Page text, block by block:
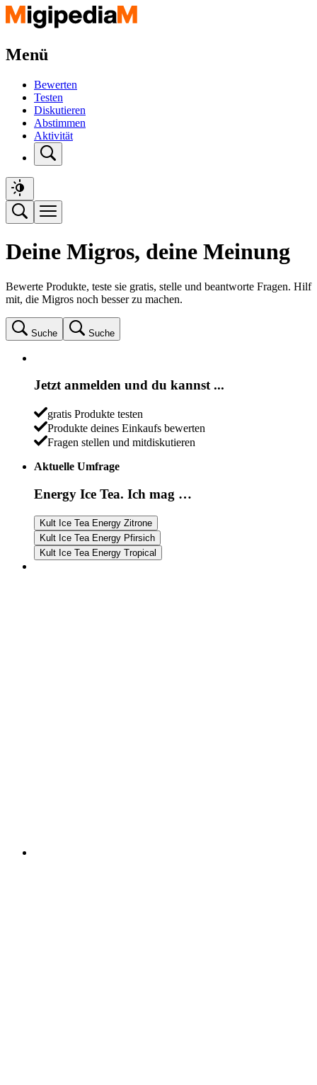
Menü
Bewerten
Testen
Diskutieren
Abstimmen
Aktivität
Deine Migros, deine Meinung
Bewerte Produkte, teste sie gratis, stelle und beantworte Fragen. Hilf
mit, die Migros noch besser zu machen.
Suche Suche
Jetzt anmelden und du kannst ...
gratis Produkte testen
Produkte deines Einkaufs bewerten
Fragen stellen und mitdiskutieren
Aktuelle Umfrage
Energy Ice Tea. Ich mag …
Kult Ice Tea Energy Zitrone
Kult Ice Tea Energy Pfirsich
Kult Ice Tea Energy Tropical